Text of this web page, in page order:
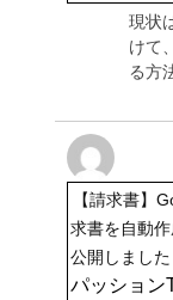
現状
けて
る方
【請求書】
求書を自動
公開しまし
パッション